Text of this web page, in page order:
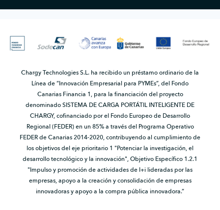
Chargy Technologies S.L. ha recibido un préstamo ordinario de la
Línea de “Innovación Empresarial para PYMEs”, del Fondo
Canarias Financia 1, para la financiación del proyecto
denominado SISTEMA DE CARGA PORTÁTIL INTELIGENTE DE
CHARGY, cofinanciado por el Fondo Europeo de Desarrollo
Regional (FEDER) en un 85% a través del Programa Operativo
FEDER de Canarias 2014-2020, contribuyendo al cumplimiento de
los objetivos del eje prioritario 1 "Potenciar la investigación, el
desarrollo tecnológico y la innovación", Objetivo Específico 1.2.1
"Impulso y promoción de actividades de I+i lideradas por las
empresas, apoyo a la creación y consolidación de empresas
innovadoras y apoyo a la compra pública innovadora.”